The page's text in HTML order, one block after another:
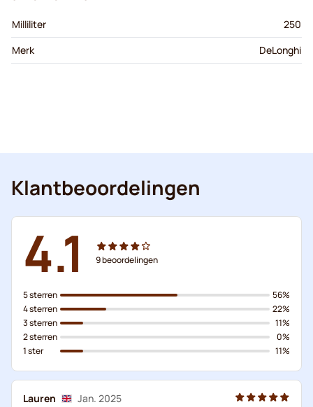
Milliliter
250
Merk
DeLonghi
Klantbeoordelingen
4.1 9beoordelingen
5 sterren
4 sterren
3 sterren
2 sterren
1 ster
56%
22%
11%
0%
11%
Lauren
Jan. 2025